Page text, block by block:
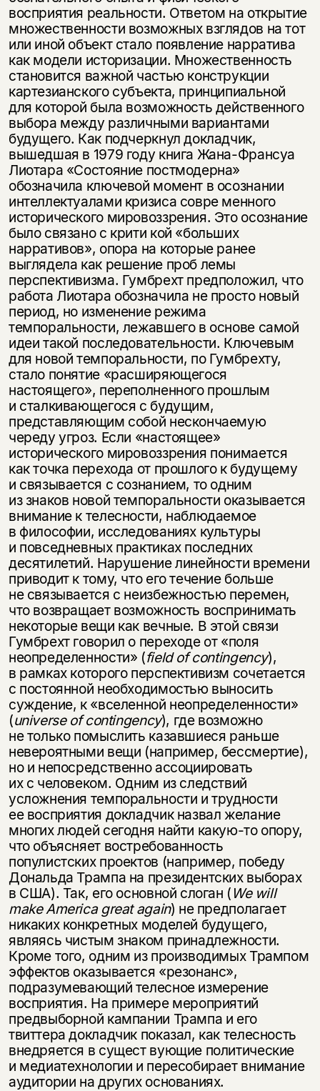
восприятия реальности. Ответом на открытие
множественности возможных взглядов на тот
или иной объект стало появление нарратива
как модели историзации. Множественность
становится важной частью конструкции
картезианского субъекта, принципиальной
для которой была возможность действенного
выбора между различными вариантами
будущего. Как подчеркнул докладчик,
вышедшая в 1979 году книга Жана-Франсуа
Лиотара «Состояние постмодерна»
обозначила ключевой момент в осознании
интеллектуалами кризиса совре менного
исторического мировоззрения. Это осознание
было связано с крити кой «больших
нарративов», опора на которые ранее
выглядела как решение проб лемы
перспективизма. Гумбрехт предположил, что
работа Лиотара обозначила не просто новый
период, но изменение режима
темпоральности, лежавшего в основе самой
идеи такой последовательности. Ключевым
для новой темпоральности, по Гумбрехту,
стало понятие «расширяющегося
настоящего», переполненного прошлым
и сталкивающегося с будущим,
представляющим собой нескончаемую
череду угроз. Если «настоящее»
исторического мировоззрения понимается
как точка перехода от прошлого к будущему
и связывается с сознанием, то одним
из знаков новой темпоральности оказывается
внимание к телесности, наблюдаемое
в философии, исследованиях культуры
и повседневных практиках последних
десятилетий. Нарушение линейности времени
приводит к тому, что его течение больше
не связывается с неизбежностью перемен,
что возвращает возможность воспринимать
некоторые вещи как вечные. В этой связи
Гумбрехт говорил о переходе от «поля
неопределенности» (field of contingency),
в рамках которого перспективизм сочетается
с постоянной необходимостью выносить
суждение, к «вселенной неопределенности»
(universe of contingency), где возможно
не только помыслить казавшиеся раньше
невероятными вещи (например, бессмертие),
но и непосредственно ассоциировать
их с человеком. Одним из следствий
усложнения темпоральности и трудности
ее восприятия докладчик назвал желание
многих людей сегодня найти какую-то опору,
что объясняет востребованность
популистских проектов (например, победу
Дональда Трампа на президентских выборах
в США). Так, его основной слоган ( We will
make America great again) не предполагает
никаких конкретных моделей будущего,
являясь чистым знаком принадлежности.
Кроме того, одним из производимых Трампом
эффектов оказывается «резонанс»,
подразумевающий телесное измерение
восприятия. На примере мероприятий
предвыборной кампании Трампа и его
твиттера докладчик показал, как телесность
внедряется в сущест вующие политические
и медиатехнологии и пересобирает внимание
аудитории на других основаниях.